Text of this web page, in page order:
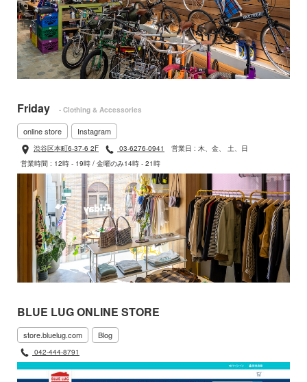
Friday - Clothing & Accessories
online store Instagram
渋谷区本町6-37-6 2F 03-6276-0941
営業日 : 木、金、 土、日
営業時間 : 12時 - 19時 / 金曜のみ14時 - 21時
BLUE LUG ONLINE STORE
store.bluelug.com Blog
042-444-8791